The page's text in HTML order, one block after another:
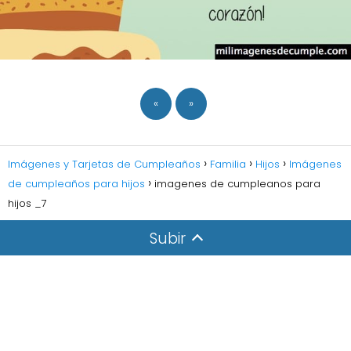
« »
Imágenes y Tarjetas de Cumpleaños Familia Hijos
Imágenes
de cumpleaños para hijos
imagenes de cumpleanos para
hijos _7
Subir